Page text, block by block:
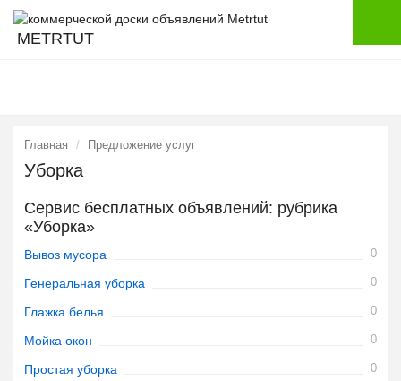
METRTUT
Главная Предложение услуг
Уборка
Сервис бесплатных объявлений: рубрика
«Уборка»
Вывоз мусора 0
Генеральная уборка 0
Глажка белья 0
Мойка окон 0
Простая уборка 0